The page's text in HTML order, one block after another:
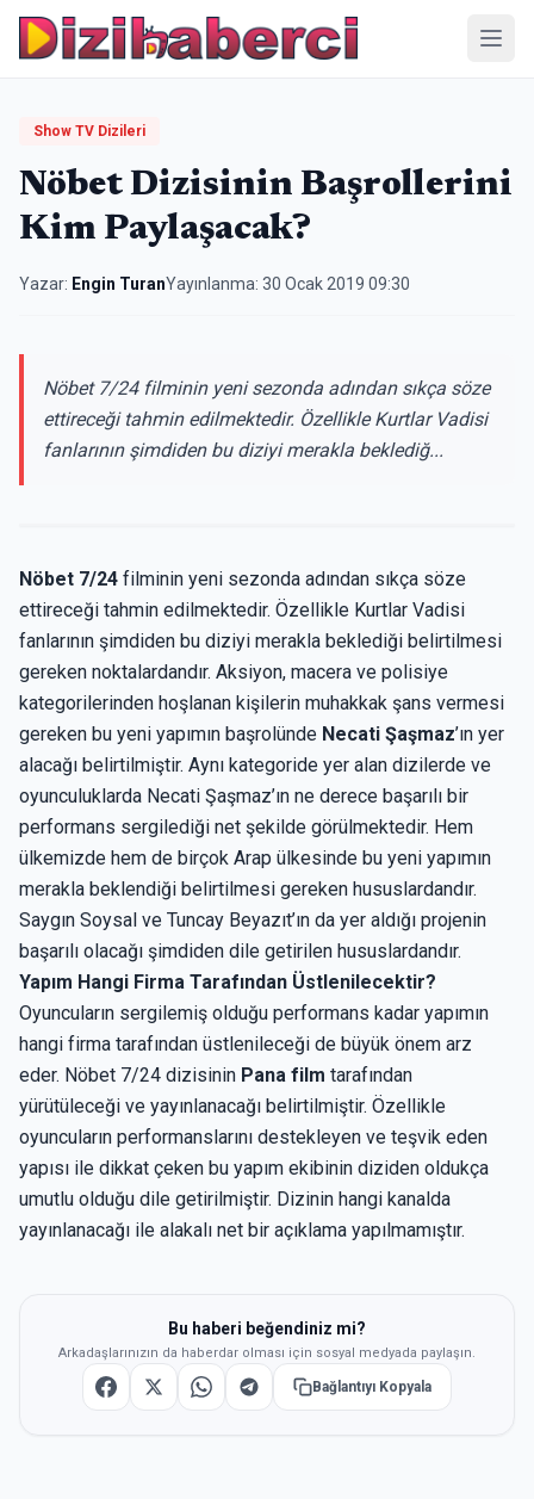
Show TV Dizileri
Nöbet Dizisinin Başrollerini
Kim Paylaşacak?
Yazar: Engin TuranYayınlanma: 30 Ocak 2019 09:30
Nöbet 7/24 filminin yeni sezonda adından sıkça söze
ettireceği tahmin edilmektedir. Özellikle Kurtlar Vadisi
fanlarının şimdiden bu diziyi merakla beklediğ...
Nöbet 7/24 filminin yeni sezonda adından sıkça söze
ettireceği tahmin edilmektedir. Özellikle Kurtlar Vadisi
fanlarının şimdiden bu diziyi merakla beklediği belirtilmesi
gereken noktalardandır. Aksiyon, macera ve polisiye
kategorilerinden hoşlanan kişilerin muhakkak şans vermesi
gereken bu yeni yapımın başrolünde Necati Şaşmaz’ın yer
alacağı belirtilmiştir. Aynı kategoride yer alan dizilerde ve
oyunculuklarda Necati Şaşmaz’ın ne derece başarılı bir
performans sergilediği net şekilde görülmektedir. Hem
ülkemizde hem de birçok Arap ülkesinde bu yeni yapımın
merakla beklendiği belirtilmesi gereken hususlardandır.
Saygın Soysal ve Tuncay Beyazıt’ın da yer aldığı projenin
başarılı olacağı şimdiden dile getirilen hususlardandır.
Yapım Hangi Firma Tarafından Üstlenilecektir?
Oyuncuların sergilemiş olduğu performans kadar yapımın
hangi firma tarafından üstlenileceği de büyük önem arz
eder. Nöbet 7/24 dizisinin Pana film tarafından
yürütüleceği ve yayınlanacağı belirtilmiştir. Özellikle
oyuncuların performanslarını destekleyen ve teşvik eden
yapısı ile dikkat çeken bu yapım ekibinin diziden oldukça
umutlu olduğu dile getirilmiştir. Dizinin hangi kanalda
yayınlanacağı ile alakalı net bir açıklama yapılmamıştır.
Bu haberi beğendiniz mi?
Arkadaşlarınızın da haberdar olması için sosyal medyada paylaşın.
Bağlantıyı Kopyala